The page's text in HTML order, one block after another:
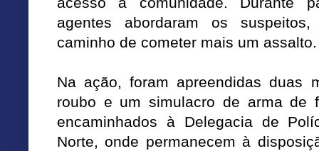
agentes abordaram os
caminho de cometer mais um assalto.
Na ação, foram apreendidas duas
roubo e um simulacro de arma de
encaminhados à Delegacia de
Norte, onde permanecem à